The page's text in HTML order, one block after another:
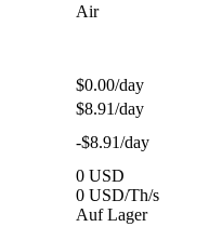
Air
$0.00/day
$8.91/day
-$8.91/day
0 USD
0 USD/Th/s
Auf Lager